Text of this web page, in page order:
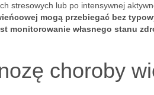
stresowych lub po intensywnej
mogą przebiegać bez
monitorowanie własnego stanu
choroby